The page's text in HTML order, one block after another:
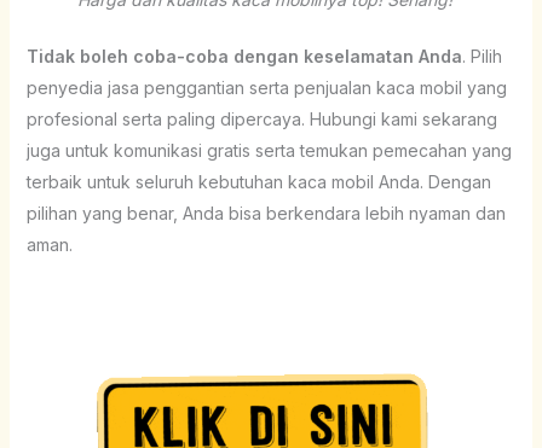
Tidak boleh coba-coba dengan keselamatan Anda. Pilih
penyedia jasa penggantian serta penjualan kaca mobil yang
profesional serta paling dipercaya. Hubungi kami sekarang
juga untuk komunikasi gratis serta temukan pemecahan yang
terbaik untuk seluruh kebutuhan kaca mobil Anda. Dengan
pilihan yang benar, Anda bisa berkendara lebih nyaman dan
aman.